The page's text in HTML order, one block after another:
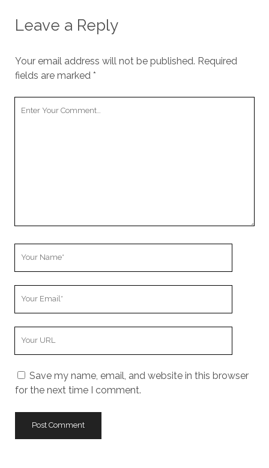
Leave a Reply
Your email address will not be published. Required
fields are marked *
Save my name, email, and website in this browser
for the next time I comment.